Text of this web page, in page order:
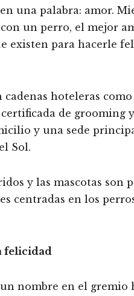
una palabra: amor.
un perro, el mejor
existen para hacerle
hoteleras
certificada de grooming
y una sede
Sol.
y las mascotas son
centradas en los
felicidad
nombre en el gremio